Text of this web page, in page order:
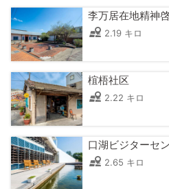
李万居在地精神
2.19 キロ
椬梧社区
2.22 キロ
口湖ビジターセ
2.65 キロ